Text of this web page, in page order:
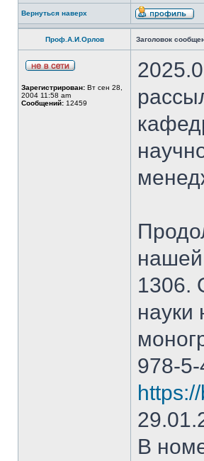
Вернуться наверх
Проф.А.И.Орлов Заголовок
Зарегистрирован: Вт сен 28,
2004 11:58 am
Сообщений: 12459
1306.
науки
978-
В